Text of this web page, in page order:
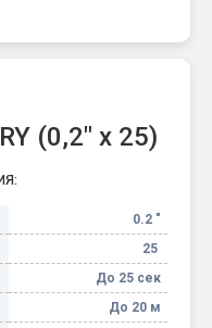
(0,2" х 25)
0.2 "
25
До 25 сек
До 20 м